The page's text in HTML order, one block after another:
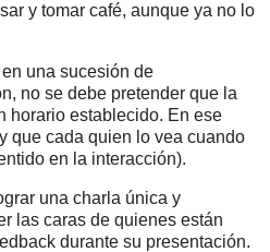
y tomar café, aunque ya no lo
una sucesión de
no se debe pretender que la
horario establecido. En ese
que cada quien lo vea cuando
en la interacción).
una charla única y
las caras de quienes están
durante su presentación.